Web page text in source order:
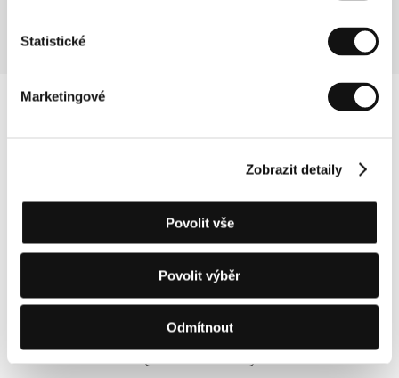
Statistické
Marketingové
Zobrazit detaily
Povolit vše
Povolit výběr
Odmítnout
Další partneři